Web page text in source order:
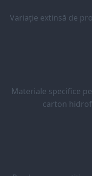
Variație extinsă de
Materiale specifice
carton